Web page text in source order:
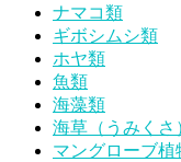
ナマコ類
ギボシムシ類
ホヤ類
魚類
海藻類
海草（うみくさ
マングローブ植